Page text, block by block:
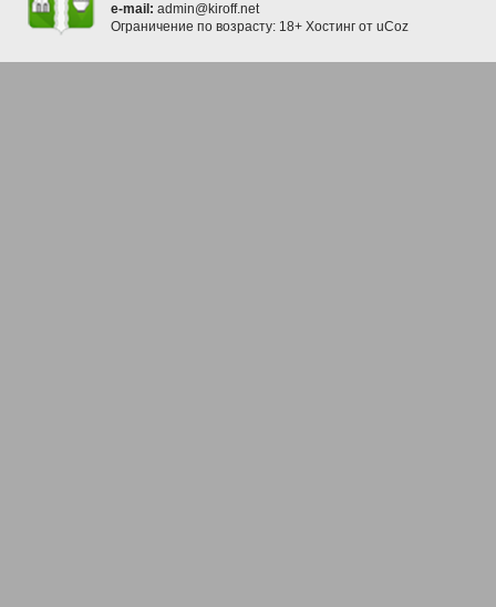
e-mail: admin@kiroff.net
Ограничение по возрасту: 18+ Хостинг от uCoz